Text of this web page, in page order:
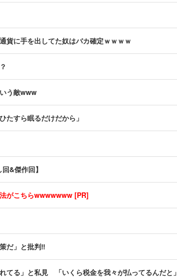
貨に手を出してた奴はバカ確定ｗｗｗｗ
う敵www
すら眠るだけだから」
&傑作回】
がこちらwwwwwww [PR]
だ」と批判‼
てる」と私見 「いくら税金を我々が払ってるんだと」